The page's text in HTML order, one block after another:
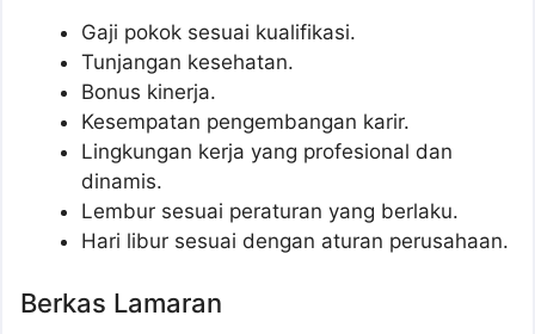
Gaji pokok sesuai kualifikasi.
Tunjangan kesehatan.
Bonus kinerja.
Kesempatan pengembangan karir.
Lingkungan kerja yang profesional dan
dinamis.
Lembur sesuai peraturan yang berlaku.
Hari libur sesuai dengan aturan perusahaan.
Berkas Lamaran